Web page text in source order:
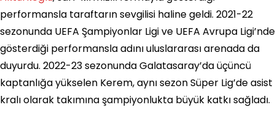
performansla taraftarın sevgilisi haline geldi. 2021-22
sezonunda UEFA Şampiyonlar Ligi ve UEFA Avrupa Ligi’nde
gösterdiği performansla adını uluslararası arenada da
duyurdu. 2022-23 sezonunda Galatasaray’da üçüncü
kaptanlığa yükselen Kerem, aynı sezon Süper Lig’de asist
kralı olarak takımına şampiyonlukta büyük katkı sağladı.